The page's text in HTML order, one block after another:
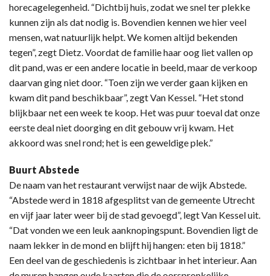
horecagelegenheid. “Dichtbij huis, zodat we snel ter plekke
kunnen zijn als dat nodig is. Bovendien kennen we hier veel
mensen, wat natuurlijk helpt. We komen altijd bekenden
tegen”, zegt Dietz. Voordat de familie haar oog liet vallen op
dit pand, was er een andere locatie in beeld, maar de verkoop
daarvan ging niet door. “Toen zijn we verder gaan kijken en
kwam dit pand beschikbaar”, zegt Van Kessel. “Het stond
blijkbaar net een week te koop. Het was puur toeval dat onze
eerste deal niet doorging en dit gebouw vrij kwam. Het
akkoord was snel rond; het is een geweldige plek.”
Buurt Abstede
De naam van het restaurant verwijst naar de wijk Abstede.
“Abstede werd in 1818 afgesplitst van de gemeente Utrecht
en vijf jaar later weer bij de stad gevoegd”, legt Van Kessel uit.
“Dat vonden we een leuk aanknopingspunt. Bovendien ligt de
naam lekker in de mond en blijft hij hangen: eten bij 1818.”
Een deel van de geschiedenis is zichtbaar in het interieur. Aan